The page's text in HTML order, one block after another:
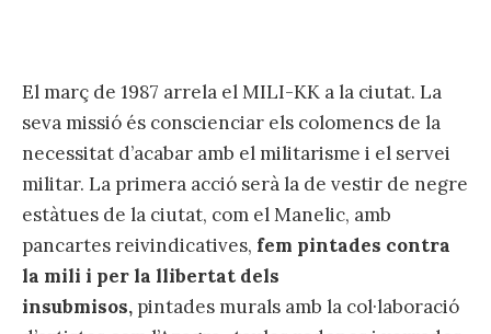
El març de 1987 arrela el MILI-KK a la ciutat. La
seva missió és conscienciar els colomencs de la
necessitat d’acabar amb el militarisme i el servei
militar. La primera acció serà la de vestir de negre
estàtues de la ciutat, com el Manelic, amb
pancartes reivindicatives, fem pintades contra
la mili i per la llibertat dels
insubmisos, pintades murals amb la col·laboració